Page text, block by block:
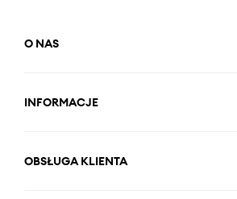
O NAS
INFORMACJE
OBSŁUGA KLIENTA